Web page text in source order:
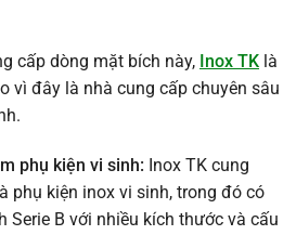
cấp dòng mặt bích này, Inox TK là
vì đây là nhà cung cấp chuyên sâu
phụ kiện vi sinh: Inox TK cung
phụ kiện inox vi sinh, trong đó có
Serie B với nhiều kích thước và cấu